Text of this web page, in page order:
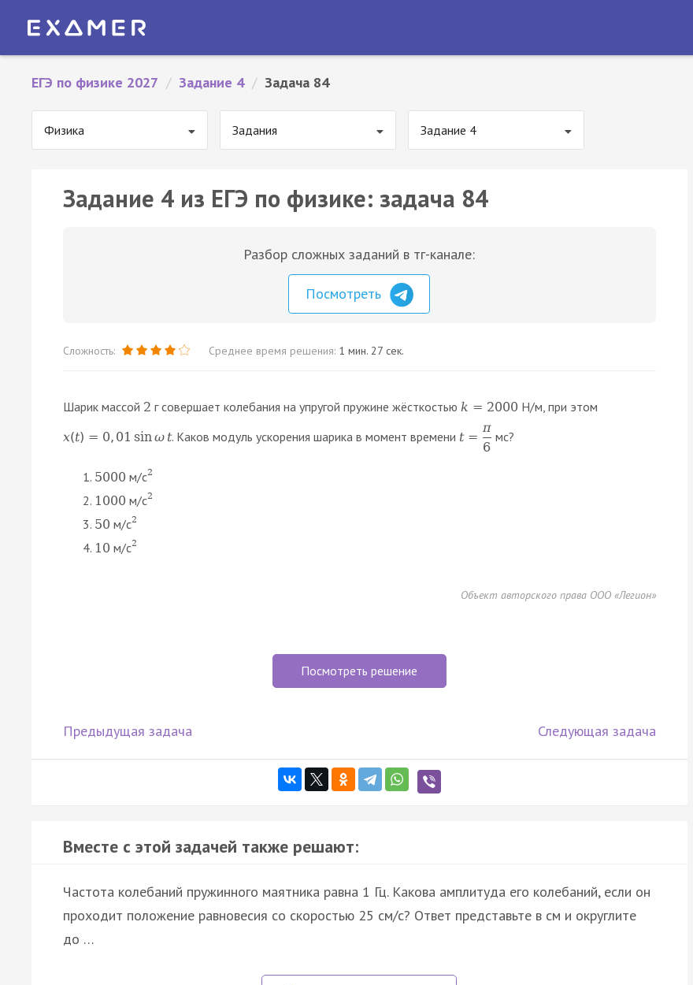
ЕГЭ по физике 2027 / Задание 4 / Задача 84
Физика Задания Задание 4
Задание 4 из ЕГЭ по физике: задача 84
Разбор сложных заданий в тг-канале:
Посмотреть
Сложность: Среднее время решения: 1 мин. 27 сек.
Шарик массой 2 г совершает колебания на упругой пружине жёсткостью k = 2000 Н/м, при этом
x(t) = 0, 01 sin ω t. Каков модуль ускорения шарика в момент времени t =
π
6
мс?
5000 м/с2
1000 м/с2
50 м/с2
10 м/с2
Объект авторского права ООО «Легион»
Посмотреть решение
Предыдущая задача Следующая задача
Вместе с этой задачей также решают:
Частота колебаний пружинного маятника равна 1 Гц. Какова амплитуда его колебаний, если он
проходит положение равновесия со скоростью 25 см/с? Ответ представьте в см и округлите
до …